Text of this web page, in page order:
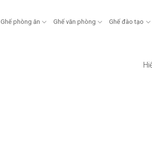
Ghế phòng ăn Ghế văn phòng Ghế đào tạo